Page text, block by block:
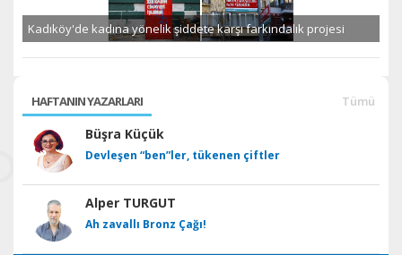
Kadıköy'de kadına yönelik şiddete karşı farkındalık projesi
HAFTANIN YAZARLARI Tümü
Büşra Küçük
Devleşen “ben”ler, tükenen çiftler
Alper TURGUT
Ah zavallı Bronz Çağı!